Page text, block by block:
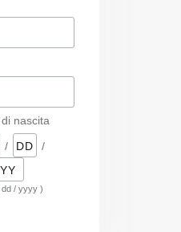
nascita
/
/
dd / yyyy )